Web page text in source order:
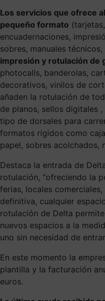
Los servicios que ofrece
pequeño formato
encuadernaciones,
sobres, manuales
impresión y rotulación de
photocalls, banderolas,
decorativos, vinilos de
añaden la rotulación de
de planos, sellos digitales
tipo de dorsales para
formatos rígidos como
papel, sobres acolchados,
Destaca la entrada de
rotulación, “ofreciendo la
ferias, locales
definitiva, cualquier
rotulación de Delta
nuevos espacios a la
uno sin necesidad de
En este momento la
plantilla y la facturación
euros.